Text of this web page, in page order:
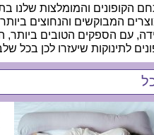
הקופונים והמומלצות שלנו
המבוקשים והנחוצים
עם הספקים הטובים ביותר,
לתינוקות שיעזרו לכן בכל